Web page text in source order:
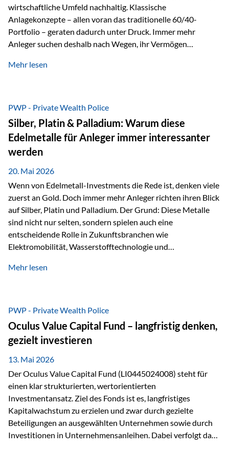
wirtschaftliche Umfeld nachhaltig. Klassische
Anlagekonzepte – allen voran das traditionelle 60/40-
Portfolio – geraten dadurch unter Druck. Immer mehr
Anleger suchen deshalb nach Wegen, ihr Vermögen
Unsicherheit abzusichern. Genau hier rücken reale und
monetäre Rolle zurück Gold erlebt derzeit eine
bemerkenswerte Renaissance als monetärer Wertspeicher.
Treiber sind Rekordkäufe der Zentralbanken, geopolitische
Spannungen und ein schleichender Vertrauensverlust in
ungedeckte Papierwährungen. Wie groß dieser
Vertrauensverlust ausfällt, zeigt ein nüchterner
Mehr lesen
PWP - Private Wealth Police
Silber, Platin & Palladium: Warum diese
Edelmetalle für Anleger immer interessanter
werden
20. Mai 2026
Wenn von Edelmetall-Investments die Rede ist, denken viele
zuerst an Gold. Doch immer mehr Anleger richten ihren Blick
auf Silber, Platin und Palladium. Der Grund: Diese Metalle
sind nicht nur selten, sondern spielen auch eine
entscheidende Rolle in Zukunftsbranchen wie
Elektromobilität, Wasserstofftechnologie und
Faktoren für Investoren – begrenztes Angebot und
klassischer „Sicherheitsanker“ gilt, bieten Silber, Platin und
Palladium zusätzlich die Chance, von technologischen
Entwicklungen zu profitieren. Die Nachfrage entsteht nicht
nur durch Anleger, sondern vor allem durch die Industrie.
Gerade in…
Mehr lesen
PWP - Private Wealth Police
Oculus Value Capital Fund – langfristig denken,
gezielt investieren
13. Mai 2026
Der Oculus Value Capital Fund (LI0445024008) steht für
einen klar strukturierten, wertorientierten
Investmentansatz. Ziel des Fonds ist es, langfristiges
Kapitalwachstum zu erzielen und zwar durch gezielte
Beteiligungen an ausgewählten Unternehmen sowie durch
Investitionen in Unternehmensanleihen. Dabei verfolgt das